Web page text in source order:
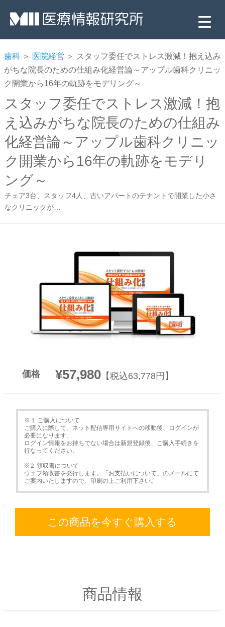
歯科 ＞ 医院経営 ＞ スタッフ委任でストレス激減！抱え込み
がちな院長のための仕組み化経営論～アップル歯科クリニッ
ク開業から16年の軌跡をモデリング～
スタッフ委任でストレス激減！抱
え込みがちな院長のための仕組み
化経営論～アップル歯科クリニッ
ク開業から16年の軌跡をモデリ
ング～
チェア3台、スタッフ4人、古いアパートのテナントで開業した小さ
なクリニックが…
価格 ¥57,980【税込63,778円】
※１ ご購入について
ご購入に際して、ネット配信専用サイトへの移動後、ログインが
必要になります。
ログイン情報をお持ちでない場合は新規登録後、ご購入手続きを
行なってください。
※２ 領収書について
ウェブ領収書を発行します。「お支払いについて」のメールにて
ご案内いたしますので、印刷の上ご利用下さい。
この商品を今すぐ購入する
商品情報
▼
▼
▼